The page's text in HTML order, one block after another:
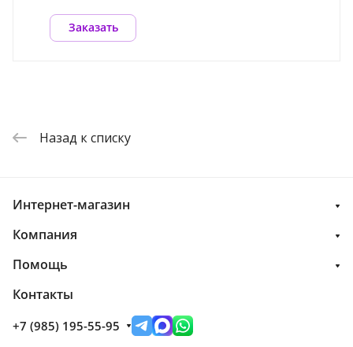
Заказать
Назад к списку
Интернет-магазин
Компания
Помощь
Контакты
+7 (985) 195-55-95